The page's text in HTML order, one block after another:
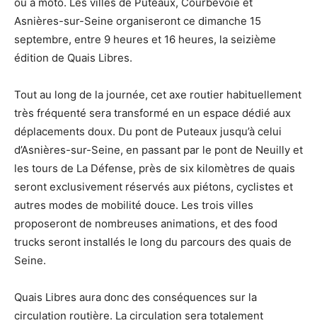
Asnières-sur-Seine organiseront ce dimanche 15
septembre, entre 9 heures et 16 heures, la seizième
édition de Quais Libres.
Tout au long de la journée, cet axe routier habituellement
très fréquenté sera transformé en un espace dédié aux
déplacements doux. Du pont de Puteaux jusqu’à celui
d’Asnières-sur-Seine, en passant par le pont de Neuilly et
les tours de La Défense, près de six kilomètres de quais
seront exclusivement réservés aux piétons, cyclistes et
autres modes de mobilité douce. Les trois villes
proposeront de nombreuses animations, et des food
trucks seront installés le long du parcours des quais de
Seine.
Quais Libres aura donc des conséquences sur la
circulation routière. La circulation sera totalement